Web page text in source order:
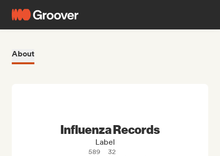
About
Influenza Records
Label
589 32